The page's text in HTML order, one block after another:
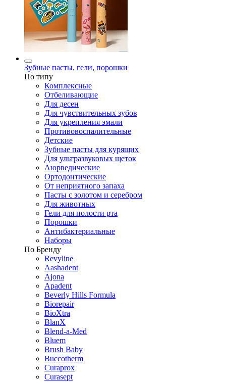
Зубные пасты, гели, порошки
По типу
Комплексные
Отбеливающие
Для десен
Для чувствительных зубов
Для укрепления эмали
Противовоспалительные
Детские
Зубные пасты для курящих
Для ультразвуковых щеток
Аюрведические
Ортодонтические
От неприятного запаха
Пасты с золотом и серебром
Для животных
Гели для полости рта
Порошки
Антибактериальные
Наборы
По Бренду
Revyline
Aashadent
Ajona
Apadent
Beverly Hills Formula
Biorepair
BioXtra
BlanX
Blend-a-Med
Bluem
Brush Baby
Buccotherm
Curaprox
Curasept